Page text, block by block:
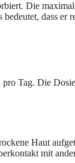
Die
dass er
Tag. Die
Haut
mit